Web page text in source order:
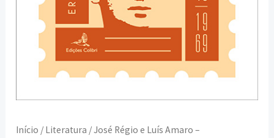
Início / Literatura / José Régio e Luís Amaro –